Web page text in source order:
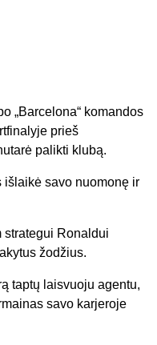
„Barcelona“ komandos
prieš
palikti klubą.
išlaikė savo nuomonę ir
strategui Ronaldui
žodžius.
taptų laisvuoju agentu,
savo karjeroje